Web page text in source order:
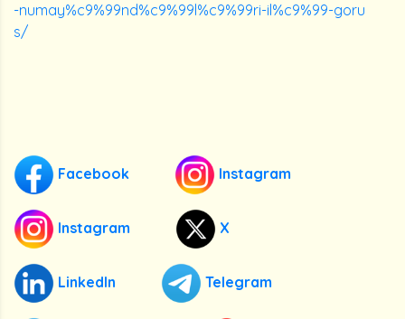
-numay%c9%99nd%c9%99l%c9%99ri-il%c9%99-goru
s/
Facebook Instagram
Instagram X
LinkedIn Telegram